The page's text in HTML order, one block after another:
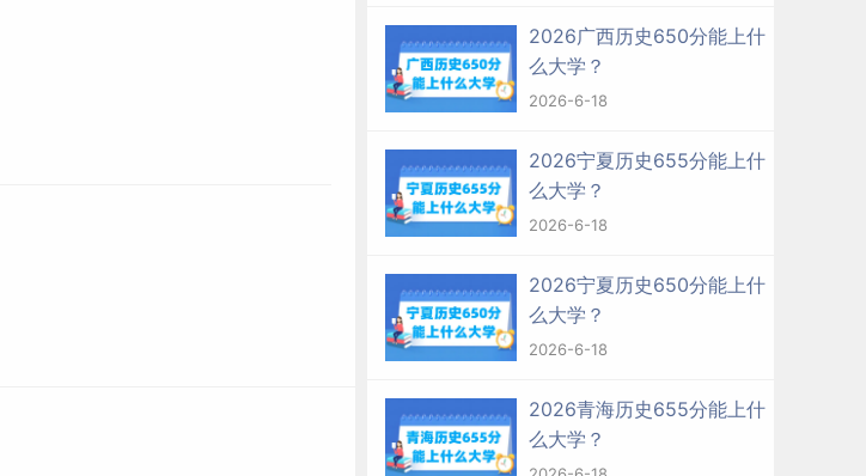
2026广西历史650分能上什
么大学？
2026-6-18
2026宁夏历史655分能上什
么大学？
2026-6-18
2026宁夏历史650分能上什
么大学？
2026-6-18
2026青海历史655分能上什
么大学？